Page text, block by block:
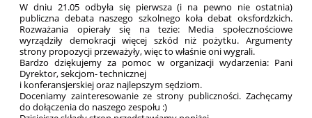
W dniu 21.05 odbyła się pierwsza (i na pewno nie ostatnia)
publiczna debata naszego szkolnego koła debat oksfordzkich.
Rozważania opierały się na tezie: Media społecznościowe
wyrządziły demokracji więcej szkód niż pożytku. Argumenty
strony propozycji przeważyły, więc to właśnie oni wygrali.
Bardzo dziękujemy za pomoc w organizacji wydarzenia: Pani
Dyrektor, sekcjom- technicznej
i konferansjerskiej oraz najlepszym sędziom.
Doceniamy zainteresowanie ze strony publiczności. Zachęcamy
do dołączenia do naszego zespołu :)